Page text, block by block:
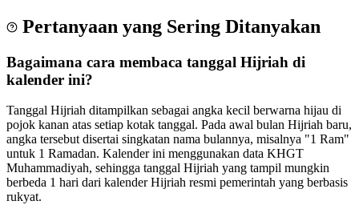
Pertanyaan yang Sering Ditanyakan
Bagaimana cara membaca tanggal Hijriah di
kalender ini?
Tanggal Hijriah ditampilkan sebagai angka kecil berwarna hijau di
pojok kanan atas setiap kotak tanggal. Pada awal bulan Hijriah baru,
angka tersebut disertai singkatan nama bulannya, misalnya "1 Ram"
untuk 1 Ramadan. Kalender ini menggunakan data KHGT
Muhammadiyah, sehingga tanggal Hijriah yang tampil mungkin
berbeda 1 hari dari kalender Hijriah resmi pemerintah yang berbasis
rukyat.